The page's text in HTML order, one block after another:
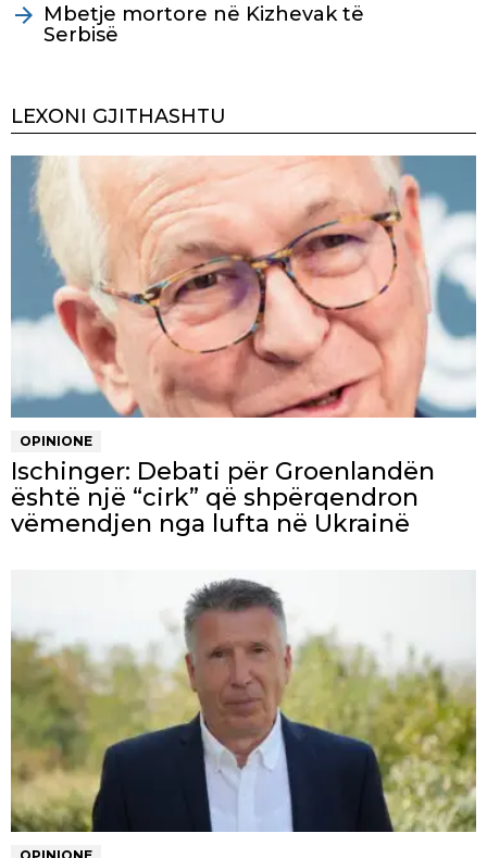
Mbetje mortore në Kizhevak të
Serbisë
LEXONI GJITHASHTU
OPINIONE
Ischinger: Debati për Groenlandën
është një “cirk” që shpërqendron
vëmendjen nga lufta në Ukrainë